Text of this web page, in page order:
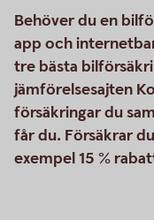
Behöver du en
app och
tre bästa
jämförelsesajten
försäkringar du
får du. Försäkrar
exempel 15 %